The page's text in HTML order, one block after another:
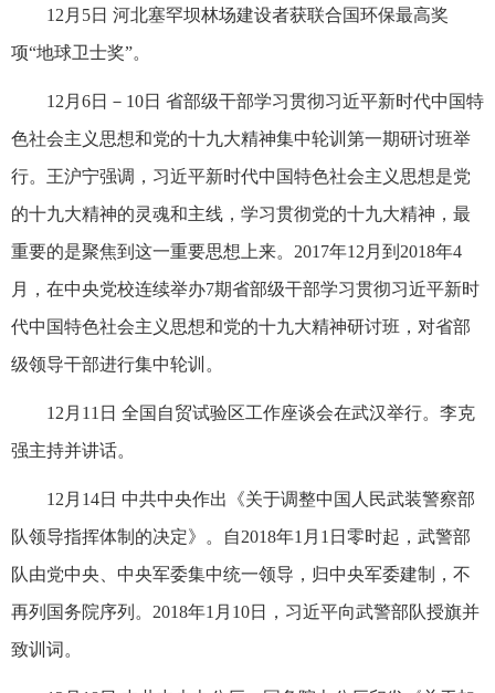
12月5日 河北塞罕坝林场建设者获联合国环保最高奖
项“地球卫士奖”。
12月6日－10日 省部级干部学习贯彻习近平新时代中国特
色社会主义思想和党的十九大精神集中轮训第一期研讨班举
行。王沪宁强调，习近平新时代中国特色社会主义思想是党
的十九大精神的灵魂和主线，学习贯彻党的十九大精神，最
重要的是聚焦到这一重要思想上来。2017年12月到2018年4
月，在中央党校连续举办7期省部级干部学习贯彻习近平新时
代中国特色社会主义思想和党的十九大精神研讨班，对省部
级领导干部进行集中轮训。
12月11日 全国自贸试验区工作座谈会在武汉举行。李克
强主持并讲话。
12月14日 中共中央作出《关于调整中国人民武装警察部
队领导指挥体制的决定》。自2018年1月1日零时起，武警部
队由党中央、中央军委集中统一领导，归中央军委建制，不
再列国务院序列。2018年1月10日，习近平向武警部队授旗并
致训词。